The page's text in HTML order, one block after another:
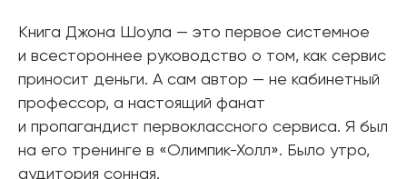
Книга Джона Шоула — это первое системное
и всестороннее руководство о том, как сервис
приносит деньги. А сам автор — не кабинетный
профессор, а настоящий фанат
и пропагандист первоклассного сервиса. Я был
на его тренинге в «Олимпик-Холл». Было утро,
аудитория сонная.